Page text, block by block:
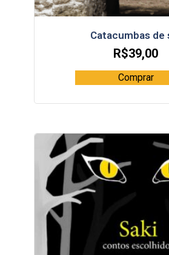
Catacumbas de
R$39,00
Comprar